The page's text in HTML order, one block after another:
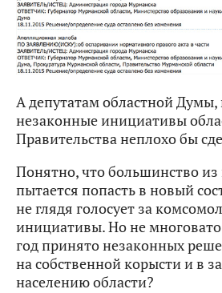
А депутатам областной
незаконные инициативы
Правительства неплохо бы
Понятно, что большинство из
пытается попасть в новый
не глядя голосует за
инициативы. Но не
год принято незаконных
на собственной корысти и в
населению области?